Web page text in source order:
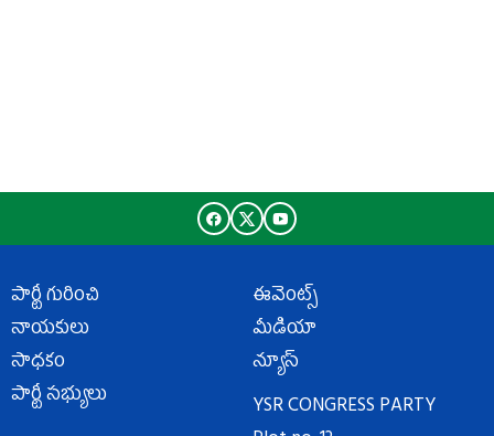
పార్టీ గురించి
నాయకులు
సాధకం
పార్టీ సభ్యులు
ఈవెంట్స్
మీడియా
న్యూస్
YSR CONGRESS PARTY